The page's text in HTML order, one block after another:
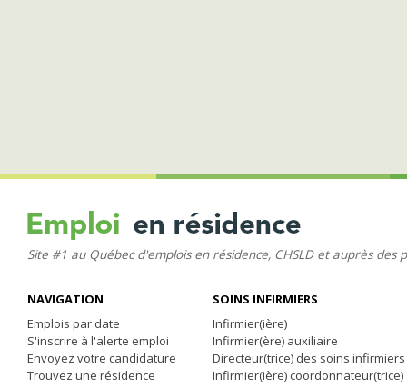
Site #1 au Québec d'emplois en résidence, CHSLD et auprès des
NAVIGATION
Emplois par date
S'inscrire à l'alerte emploi
Envoyez votre candidature
Trouvez une résidence
SOINS INFIRMIERS
Infirmier(ière)
Infirmier(ère) auxiliaire
Directeur(trice) des soins infirmiers
Infirmier(ière) coordonnateur(trice)